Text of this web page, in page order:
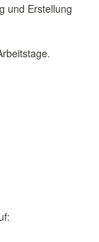
und Erstellung